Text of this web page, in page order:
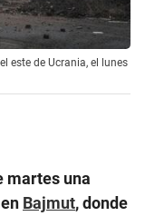
este de Ucrania, el lunes
martes una
Bajmut, donde